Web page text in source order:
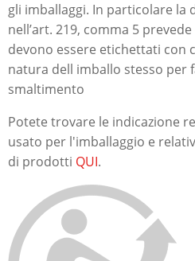
gli imballaggi. In particolare la
nell’art. 219, comma 5
devono essere etichettati con
natura dell imballo stesso per
smaltimento
Potete trovare le indicazione
usato per l'imballaggio e
di prodotti QUI.